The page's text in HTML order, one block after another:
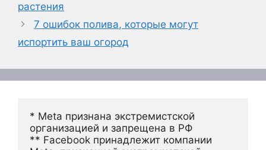
растения
7 ошибок полива, которые могут
испортить ваш огород
* Meta признана экстремистской
организацией и запрещена в РФ
** Facebook принадлежит компании